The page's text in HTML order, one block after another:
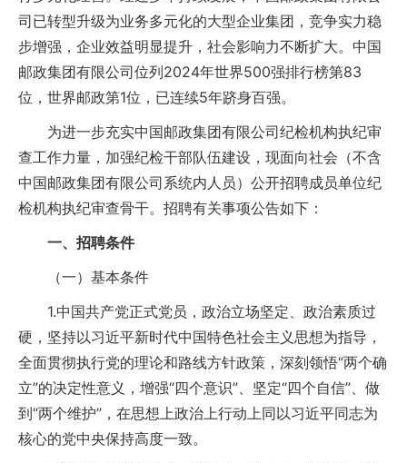
司已转型升级为业务多元化的大型企业集团，竞争实力稳
步增强，企业效益明显提升，社会影响力不断扩大。中国
邮政集团有限公司位列2024年世界500强排行榜第83
位，世界邮政第1位，已连续5年跻身百强。
为进一步充实中国邮政集团有限公司纪检机构执纪审
查工作力量，加强纪检干部队伍建设，现面向社会（不含
中国邮政集团有限公司系统内人员）公开招聘成员单位纪
检机构执纪审查骨干。招聘有关事项公告如下：
一、招聘条件
（一）基本条件
1.中国共产党正式党员，政治立场坚定、政治素质过
硬，坚持以习近平新时代中国特色社会主义思想为指导，
全面贯彻执行党的理论和路线方针政策，深刻领悟“两个确
立”的决定性意义，增强“四个意识”、坚定“四个自信”、做
到“两个维护”，在思想上政治上行动上同以习近平同志为
核心的党中央保持高度一致。